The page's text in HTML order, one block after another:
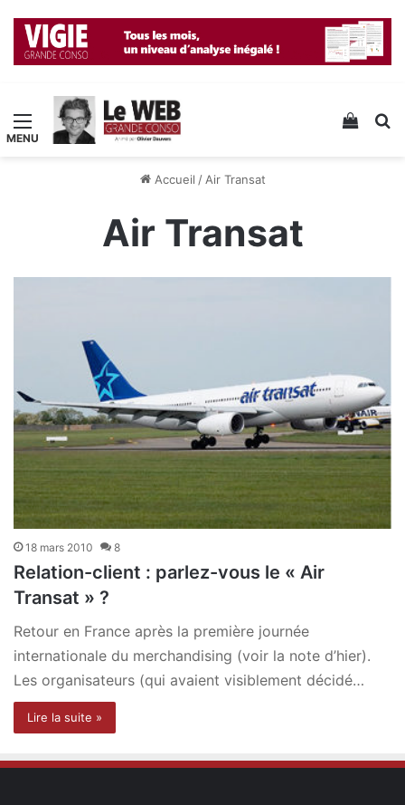
Menu Voir
Accueil / Air Transat
Air Transat
18 mars 2010 8
Relation-client : parlez-vous le « Air
Transat » ?
Retour en France après la première journée
internationale du merchandising (voir la note d’hier).
Les organisateurs (qui avaient visiblement décidé…
Lire la suite »